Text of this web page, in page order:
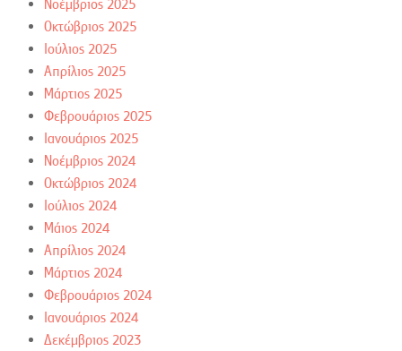
Νοέμβριος 2025
Οκτώβριος 2025
Ιούλιος 2025
Απρίλιος 2025
Μάρτιος 2025
Φεβρουάριος 2025
Ιανουάριος 2025
Νοέμβριος 2024
Οκτώβριος 2024
Ιούλιος 2024
Μάιος 2024
Απρίλιος 2024
Μάρτιος 2024
Φεβρουάριος 2024
Ιανουάριος 2024
Δεκέμβριος 2023